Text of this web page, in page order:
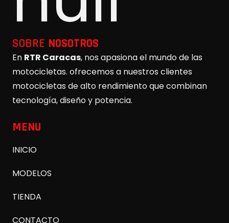
SOBRE NOSOTROS
En RTR Caracas, nos apasiona el mundo de las
motocicletas. ofrecemos a nuestros clientes
motocicletas de alto rendimiento que combinan
tecnología, diseño y potencia.
MENU
INICIO
MODELOS
TIENDA
CONTACTO